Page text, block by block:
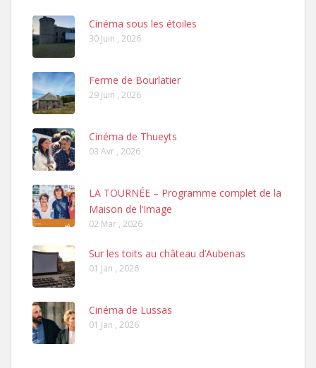
Cinéma sous les étoiles
30 Juin , 2026
Ferme de Bourlatier
29 Juin , 2026
Cinéma de Thueyts
03 Avr , 2026
LA TOURNÉE – Programme complet de la
Maison de l’Image
02 Mar , 2026
Sur les toits au château d’Aubenas
01 Jan , 2026
Cinéma de Lussas
01 Jan , 2026